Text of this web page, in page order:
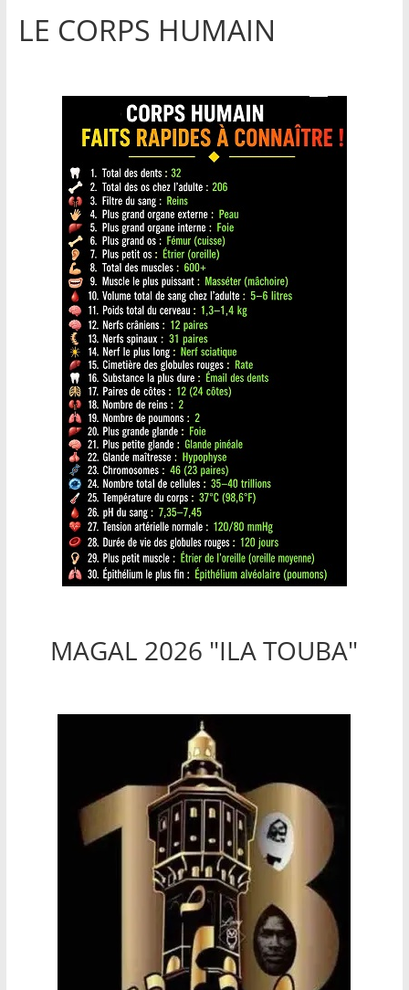
LE CORPS HUMAIN
MAGAL 2026 "ILA TOUBA"